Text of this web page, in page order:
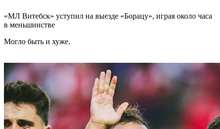
«МЛ Витебск» уступил на выезде «Борацу», играя около часа
в меньшинстве
Могло быть и хуже.